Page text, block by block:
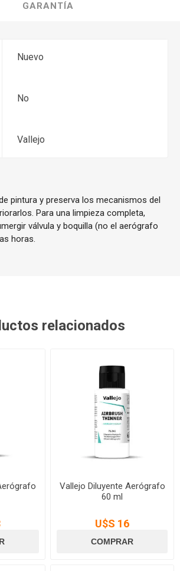
GARANTÍA
Nuevo
No
Vallejo
pintura y preserva los mecanismos del
Para una limpieza completa,
válvula y boquilla (no el aerógrafo
horas.
relacionados
Vallejo Diluyente Aerógrafo
60 ml
U$S 16